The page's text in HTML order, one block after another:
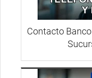
Contacto